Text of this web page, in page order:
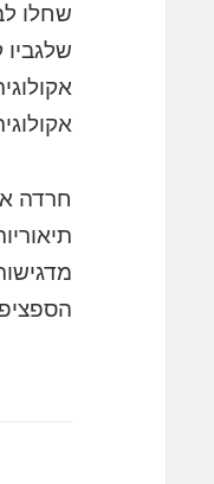
שחלו
חרדה